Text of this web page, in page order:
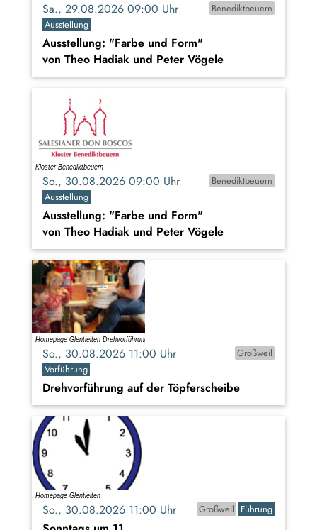
Sa., 29.08.2026 09:00 Uhr
Benediktbeuern
Ausstellung
Ausstellung: "Farbe und Form"
von Theo Hadiak und Peter Vögele
So., 30.08.2026 09:00 Uhr
Benediktbeuern
Ausstellung
Ausstellung: "Farbe und Form"
von Theo Hadiak und Peter Vögele
So., 30.08.2026 11:00 Uhr
Großweil
Vorführung
Drehvorführung auf der Töpferscheibe
So., 30.08.2026 11:00 Uhr Großweil Führung